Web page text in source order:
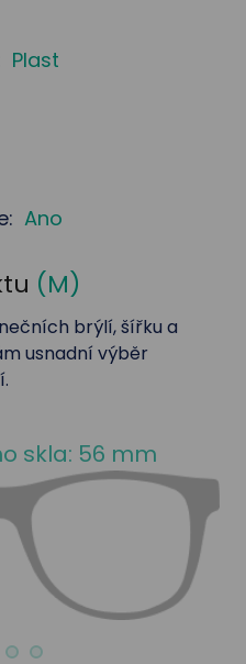
Plast
Ano
(M)
brýlí, šířku a
usnadní výběr
skla: 56 mm